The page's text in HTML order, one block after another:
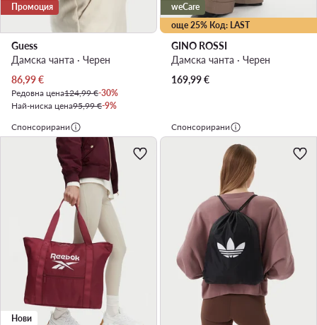
Промоция
Guess
Дамска чанта · Черен
Актуална цена
86,99€
Редовна цена124,99 €-30%
Най-ниска цена95,99 €-9%
още 25% Код: LAST
weCare
GINO ROSSI
Дамска чанта · Черен
169,99€
Спонсорирани
Нови
Спонсорирани